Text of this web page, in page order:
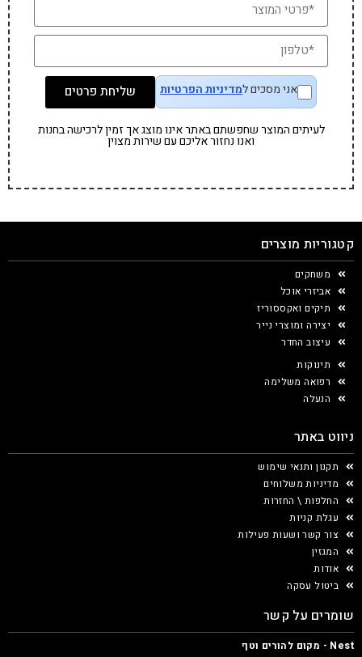
אני מסכים למדיניות הפרטיות שליחת פרטים
לעיתים המוצר שחפשתם באתר אינו מוצג אך זמין לרכישה בחנות
ואנו נחזור אליכם עם שירות מצוין
קטגוריות מוצרים
משחקים
אביזרי אוכל
תיקים ואקססוריז
יצירה ומוצרי נייר
עיצוב החדר
תינוקות
רפואה משלימה
הנעלה
ניווט באתר
תקנון ותנאי שימוש
מדיניות משלוחים
החלפות \ החזרות
עגלת קניות
צור קשר ושעות פעילות
המגזין
אודות
ביטול עסקה
שומרים על קשר
Nest - מקום להורים וטף